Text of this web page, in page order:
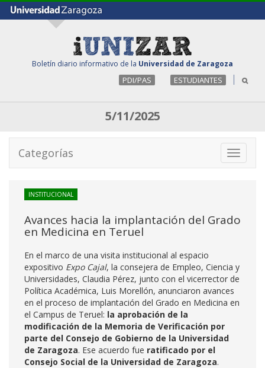
Boletín diario informativo de la Universidad de Zaragoza
PDI/PAS ESTUDIANTES
5/11/2025
Toggle
Categorías
INSTITUCIONAL
Avances hacia la implantación del Grado
en Medicina en Teruel
En el marco de una visita institucional al espacio
expositivo Expo Cajal, la consejera de Empleo, Ciencia y
Universidades, Claudia Pérez, junto con el vicerrector de
Política Académica, Luis Morellón, anunciaron avances
en el proceso de implantación del Grado en Medicina en
el Campus de Teruel: la aprobación de la
modificación de la Memoria de Verificación por
parte del Consejo de Gobierno de la Universidad
de Zaragoza. Ese acuerdo fue ratificado por el
Consejo Social de la Universidad de Zaragoza.